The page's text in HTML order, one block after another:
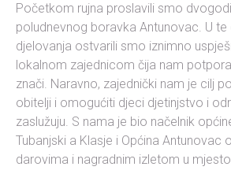
Početkom rujna proslavili smo
poludnevnog boravka Antunovac. U te
djelovanja ostvarili smo iznimno
lokalnom zajednicom čija nam
znači. Naravno, zajednički nam je cilj
obitelji i omogućiti djeci djetinjstvo i
zaslužuju. S nama je bio načelnik
Tubanjski a Klasje i Općina Antunovac
darovima i nagradnim izletom u